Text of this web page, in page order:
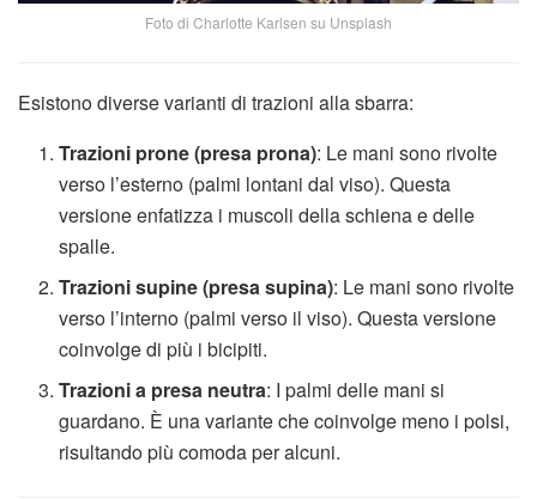
Foto di Charlotte Karlsen su Unsplash
Esistono diverse varianti di trazioni alla sbarra:
Trazioni prone (presa prona): Le mani sono rivolte
verso l’esterno (palmi lontani dal viso). Questa
versione enfatizza i muscoli della schiena e delle
spalle.
Trazioni supine (presa supina): Le mani sono rivolte
verso l’interno (palmi verso il viso). Questa versione
coinvolge di più i bicipiti.
Trazioni a presa neutra: I palmi delle mani si
guardano. È una variante che coinvolge meno i polsi,
risultando più comoda per alcuni.